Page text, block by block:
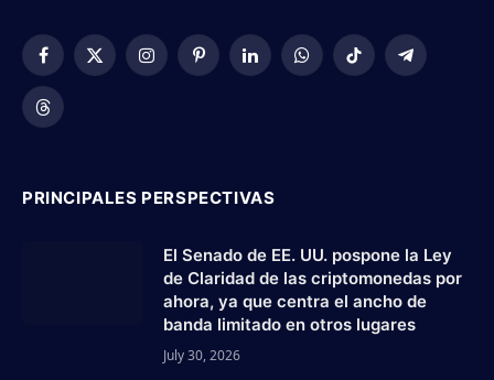
Facebook
X
InstagramPinterestLinkedInWhatsApp
TikTok Telegram
Threads
PRINCIPALES PERSPECTIVAS
El Senado de EE. UU. pospone la Ley
de Claridad de las criptomonedas por
ahora, ya que centra el ancho de
banda limitado en otros lugares
July 30, 2026